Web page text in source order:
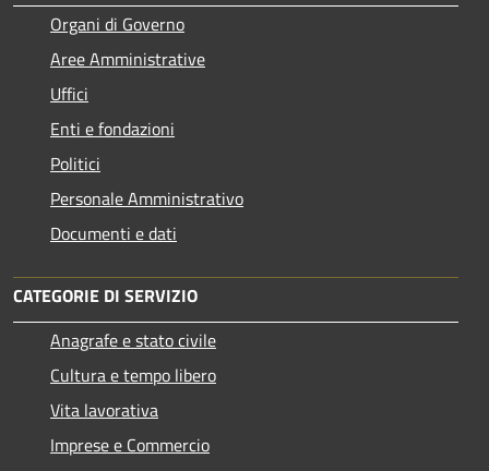
Organi di Governo
Aree Amministrative
Uffici
Enti e fondazioni
Politici
Personale Amministrativo
Documenti e dati
CATEGORIE DI SERVIZIO
Anagrafe e stato civile
Cultura e tempo libero
Vita lavorativa
Imprese e Commercio